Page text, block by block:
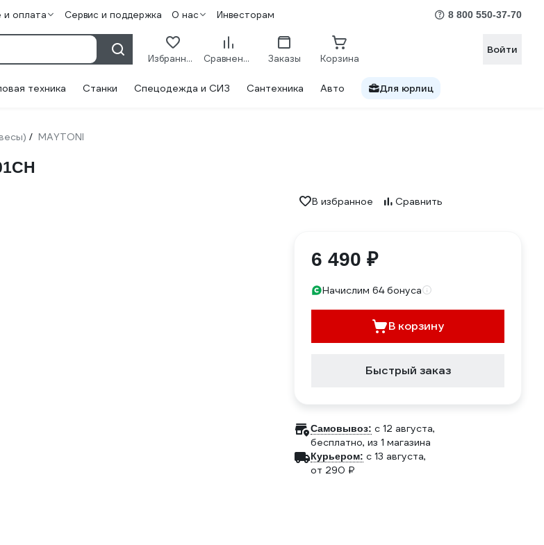
и оплата Сервис и поддержка О нас Инвесторам 8 800 550-37-70
Избранное Сравнение Заказы Корзина
Войти
техника Станки Спецодежда и СИЗ Сантехника Авто Для юрлиц
/ MAYTONI
В избранное Сравнить
6 490 ₽
Начислим 64 бонуса
В корзину
Быстрый заказ
Самовывоз: c 12 августа,
бесплатно, из 1 магазина
Курьером: c 13 августа,
от 290 ₽